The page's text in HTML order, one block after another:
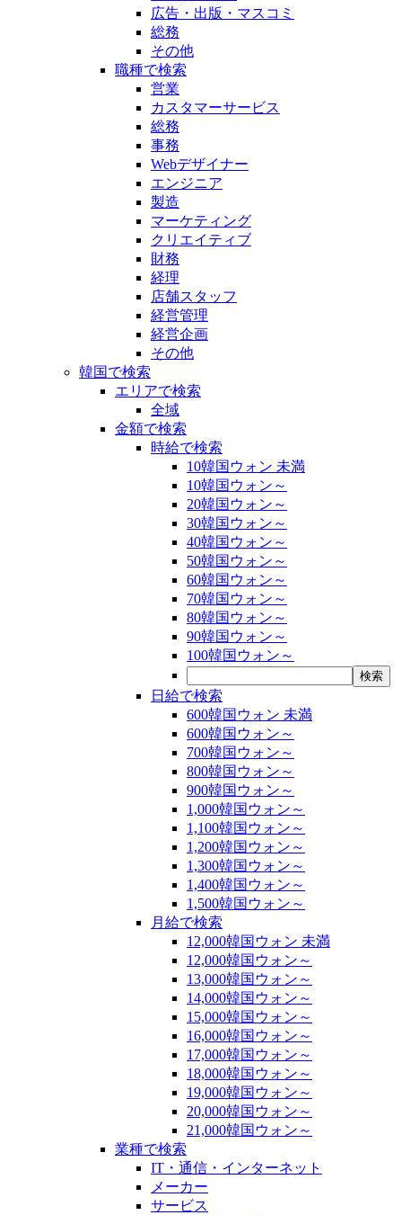
広告・出版・マスコミ
総務
その他
職種で検索
営業
カスタマーサービス
総務
事務
Webデザイナー
エンジニア
製造
マーケティング
クリエイティブ
財務
経理
店舗スタッフ
経営管理
経営企画
その他
韓国で検索
エリアで検索
全域
金額で検索
時給で検索
10韓国ウォン 未満
10韓国ウォン～
20韓国ウォン～
30韓国ウォン～
40韓国ウォン～
50韓国ウォン～
60韓国ウォン～
70韓国ウォン～
80韓国ウォン～
90韓国ウォン～
100韓国ウォン～
日給で検索
600韓国ウォン 未満
600韓国ウォン～
700韓国ウォン～
800韓国ウォン～
900韓国ウォン～
1,000韓国ウォン～
1,100韓国ウォン～
1,200韓国ウォン～
1,300韓国ウォン～
1,400韓国ウォン～
1,500韓国ウォン～
月給で検索
12,000韓国ウォン 未満
12,000韓国ウォン～
13,000韓国ウォン～
14,000韓国ウォン～
15,000韓国ウォン～
16,000韓国ウォン～
17,000韓国ウォン～
18,000韓国ウォン～
19,000韓国ウォン～
20,000韓国ウォン～
21,000韓国ウォン～
業種で検索
IT・通信・インターネット
メーカー
サービス